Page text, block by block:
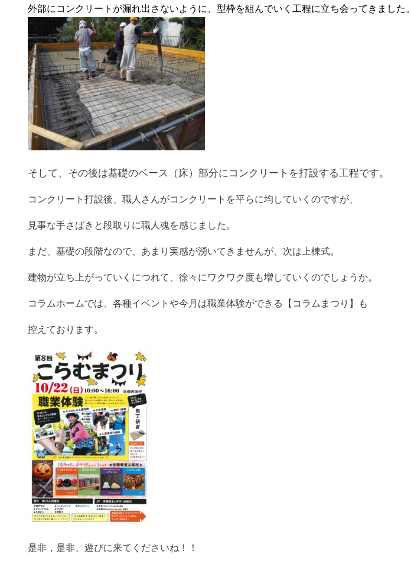
外部にコンクリートが漏れ出さないように、型枠を組んでいく工程に立ち会ってきました。
そして、その後は基礎のベース（床）部分にコンクリートを打設する工程です。
コンクリート打設後、職人さんがコンクリートを平らに均していくのですが、
見事な手さばきと段取りに職人魂を感じました。
まだ、基礎の段階なので、あまり実感が湧いてきませんが、次は上棟式。
建物が立ち上がっていくにつれて、徐々にワクワク度も増していくのでしょうか。
コラムホームでは、各種イベントや今月は職業体験ができる【コラムまつり】も
控えております。
是非，是非、遊びに来てくださいね！！